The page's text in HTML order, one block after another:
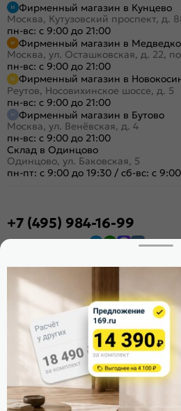
Фирменный магазин в Кунцево
Москва, Кутузовский проспект, д.
пн-вс: с 9:00 до 21:00
Фирменный магазин в
Москва, ул. Осташковская, д. 22,
пн-вс: с 9:00 до 21:00
Фирменный магазин в
Реутов, Носовихинское шоссе, д. 5
пн-вс: с 9:00 до 21:00
Фирменный магазин в Бутово
Москва, ул. Венёвская, д. 4
пн-вс: с 9:00 до 21:00
Склад в Одинцово
Одинцово, ул. Баковская, 5
пн-пт: с 9:00 до 19:30 / сб-вс: с
+7 (495) 984-16-99
Стать дилером
Расскажите о нас
Поделиться
Оцените магазин
ИКС 1340
© 2010—2026 Склад Дверей 169.RU